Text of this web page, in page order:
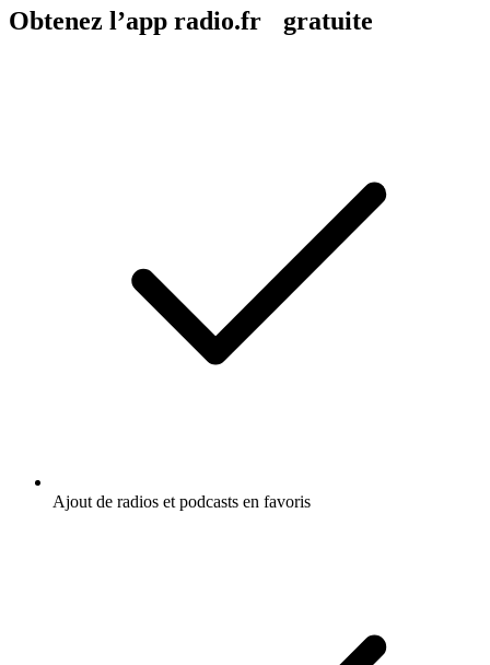
Obtenez l’app radio.fr gratuite
Ajout de radios et podcasts en favoris